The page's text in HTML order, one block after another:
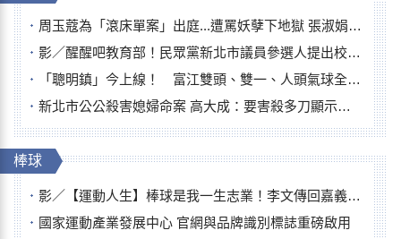
周玉蔻為「滾床單案」出庭...遭罵妖孽下地獄 張淑娟批：舌頭殺人有罪
影／醒醒吧教育部！民眾黨新北市議員參選人提出校園反毒防線升級政見
「聰明鎮」今上線！ 富江雙頭、雙一、人頭氣球全登場
新北市公公殺害媳婦命案 高大成：要害殺多刀顯示怨恨深
棒球
影／【運動人生】棒球是我一生志業！李文傳回嘉義扎根點亮KANO精神
國家運動產業發展中心 官網與品牌識別標誌重磅啟用